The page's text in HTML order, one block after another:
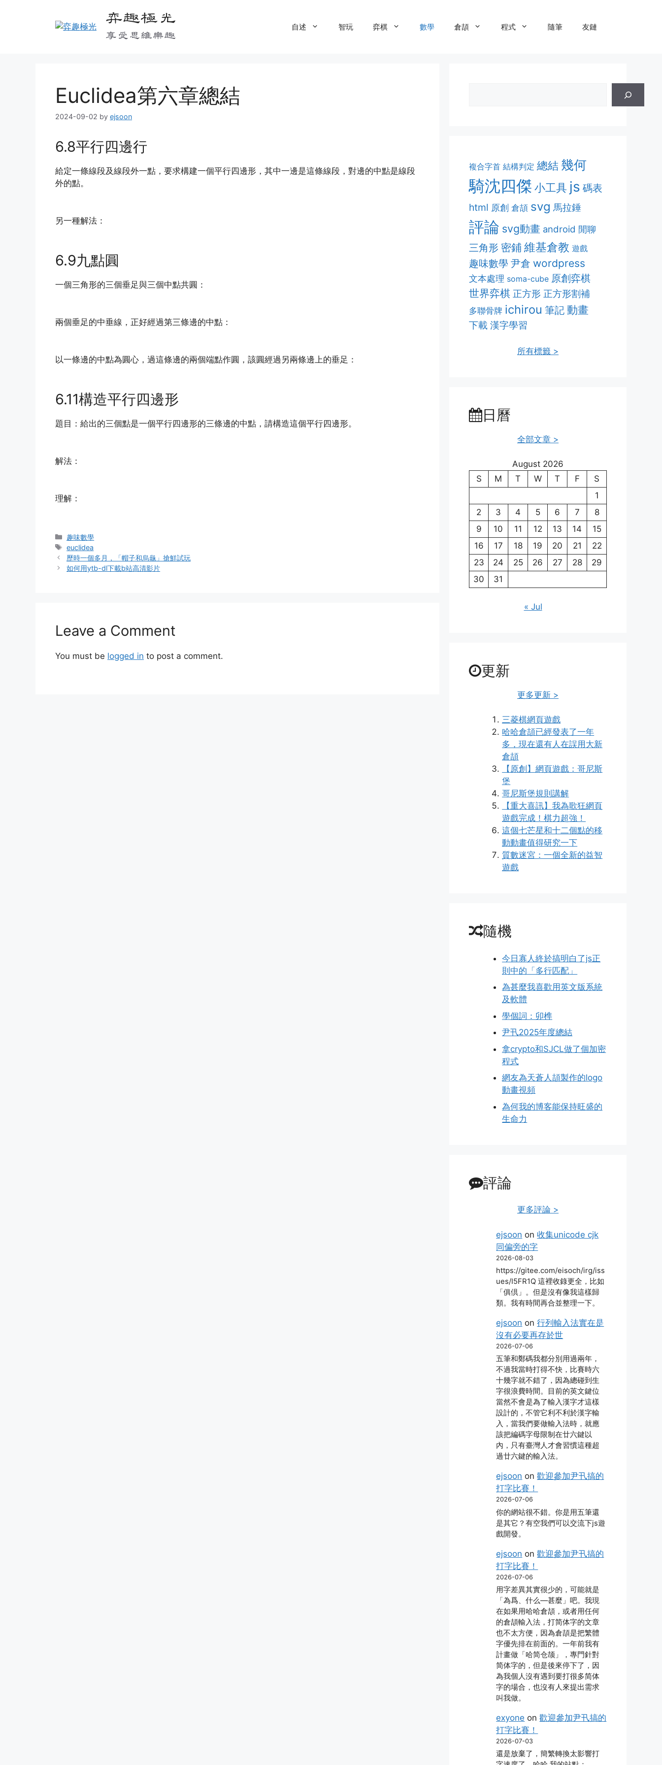
弈趣極光
享受思維樂趣
自述 智玩 弈棋 數學 倉頡 程式 隨筆 友鏈
Euclidea第六章總結
2024-09-02 by ejsoon
6.8平行四邊行
給定一條線段及線段外一點，要求構建一個平行四邊形，其中一邊是這條線段，對邊的中點是線段
外的點。
另一種解法：
6.9九點圓
一個三角形的三個垂足與三個中點共圓：
兩個垂足的中垂線，正好經過第三條邊的中點：
以一條邊的中點為圓心，過這條邊的兩個端點作圓，該圓經過另兩條邊上的垂足：
6.11構造平行四邊形
題目：給出的三個點是一個平行四邊形的三條邊的中點，請構造這個平行四邊形。
解法：
理解：
Categories
趣味數學
Tags
euclidea
歷時一個多月，「帽子和烏龜」搶鮮試玩
如何用ytb-dl下載b站高清影片
Leave a Comment
You must be logged in to post a comment.
複合字首 結構判定 總結 幾何
騎沈四傑 小工具 js 碼表
html 原創 倉頡 svg 馬拉錘
評論 svg動畫 android 閒聊
三角形 密鋪維基倉教 遊戲
趣味數學 尹倉 wordpress
文本處理 soma-cube 原創弈棋
世界弈棋 正方形 正方形割補
多聯骨牌 ichirou 筆記 動畫
下載 漢字學習
所有標籤 >
日曆
全部文章 >
August 2026
S
M T W T F
S
1
2
3 4 5 6 7
8
9
10 11 12 13 14
15
16
17 18 19 20 21
22
23
24 25 26 27 28
29
30
31
« Jul
更新
更多更新 >
三菱棋網頁遊戲
哈哈倉頡已經發表了一年
多，現在還有人在誤用大新
倉頡
【原創】網頁遊戲：哥尼斯
堡
哥尼斯堡規則講解
【重大喜訊】我為歌狂網頁
遊戲完成！棋力超強！
這個七芒星和十二個點的移
動動畫值得研究一下
質數迷宮：一個全新的益智
遊戲
隨機
今日寡人終於搞明白了js正
則中的「多行匹配」
為甚麼我喜歡用英文版系統
及軟體
學個詞：卯榫
尹卂2025年度總結
拿crypto和SJCL做了個加密
程式
網友為天蒼人頡製作的logo
動畫視頻
為何我的博客能保持旺盛的
生命力
評論
更多評論 >
ejsoon on收集unicode cjk
同偏旁的字
2026-08-03
https://gitee.com/eisoch/irg/iss
ues/I5FR1Q 這裡收錄更全，比如
「俱倶」。但是沒有像我這樣歸
類。我有時間再合並整理一下。
ejsoon on行列輸入法實在是
沒有必要再存於世
2026-07-06
五筆和鄭碼我都分別用過兩年，
不過我當時打得不快，比賽時六
十幾字就不錯了，因為總碰到生
字很浪費時間。目前的英文鍵位
當然不會是為了輸入漢字才這樣
設計的，不管它利不利於漢字輸
入，當我們要做輸入法時，就應
該把編碼字母限制在廿六鍵以
內，只有臺灣人才會習慣這種超
過廿六鍵的輸入法。
ejsoon on歡迎參加尹卂搞的
打字比賽！
2026-07-06
你的網站很不錯。你是用五筆還
是其它？有空我們可以交流下js遊
戲開發。
ejsoon on歡迎參加尹卂搞的
打字比賽！
2026-07-06
用字差異其實很少的，可能就是
「為爲、什么―甚麼」吧。我現
在如果用哈哈倉頡，或者用任何
的倉頡輸入法，打简体字的文章
也不太方便，因為倉頡是把繁體
字優先排在前面的。一年前我有
計畫做「哈简仓颉」，專門針對
简体字的，但是後來停下了，因
為我個人沒有遇到要打很多简体
字的場合，也沒有人來提出需求
叫我做。
exyone on歡迎參加尹卂搞的
打字比賽！
2026-07-03
還是放棄了，簡繁轉換太影響打